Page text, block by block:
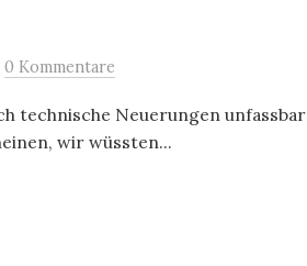
0 Kommentare
technische Neuerungen unfassbar
wir wüssten...